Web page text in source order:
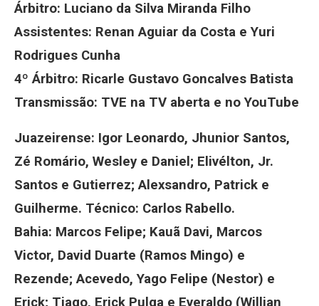
Árbitro: Luciano da Silva Miranda Filho
Assistentes: Renan Aguiar da Costa e Yuri
Rodrigues Cunha
4º Árbitro: Ricarle Gustavo Goncalves Batista
Transmissão: TVE na TV aberta e no YouTube
Juazeirense: Igor Leonardo, Jhunior Santos,
Zé Romário, Wesley e Daniel; Elivélton, Jr.
Santos e Gutierrez; Alexsandro, Patrick e
Guilherme. Técnico: Carlos Rabello.
Bahia: Marcos Felipe; Kauã Davi, Marcos
Victor, David Duarte (Ramos Mingo) e
Rezende; Acevedo, Yago Felipe (Nestor) e
Erick; Tiago, Erick Pulga e Everaldo (Willian